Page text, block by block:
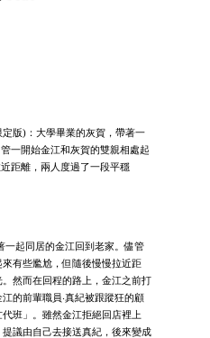
版)：大學畢業的灰賀，帶著一
一開始金江和灰賀的雙親相處起
距離，兩人度過了一段平穩
一起同居的金江回到老家。儘管
有些尷尬，但隨後慢慢拉近距
然而在回程的路上，金江之前打
的前輩職員‧真紀被跟蹤狂的顧
班」。雖然金江拒絕回店裡上
議由自己去接送真紀，後來變成